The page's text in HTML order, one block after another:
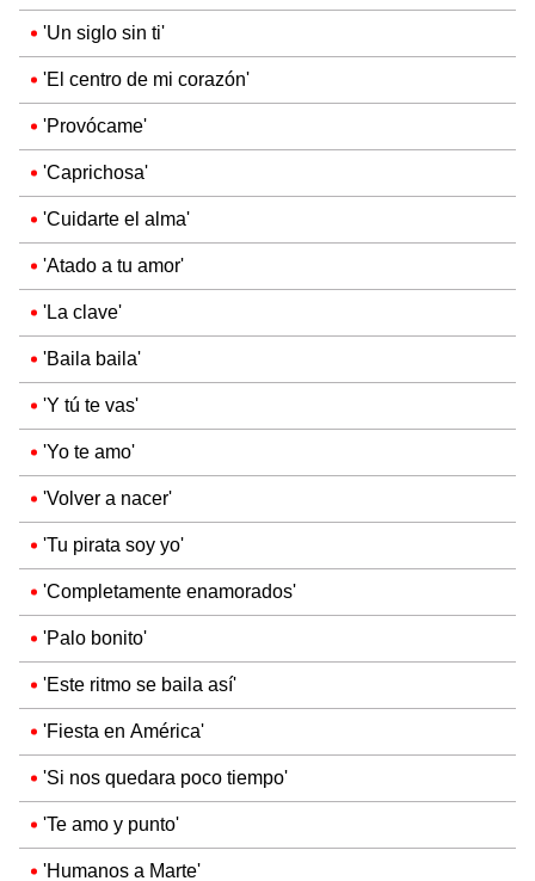
'Un siglo sin ti'
'El centro de mi corazón'
'Provócame'
'Caprichosa'
'Cuidarte el alma'
'Atado a tu amor'
'La clave'
'Baila baila'
'Y tú te vas'
'Yo te amo'
'Volver a nacer'
'Tu pirata soy yo'
'Completamente enamorados'
'Palo bonito'
'Este ritmo se baila así'
'Fiesta en América'
'Si nos quedara poco tiempo'
'Te amo y punto'
'Humanos a Marte'